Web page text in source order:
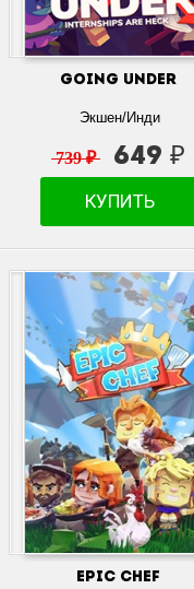
Going Under
Экшен/Инди
739 ₽ 649 ₽
КУПИТЬ
Epic Chef